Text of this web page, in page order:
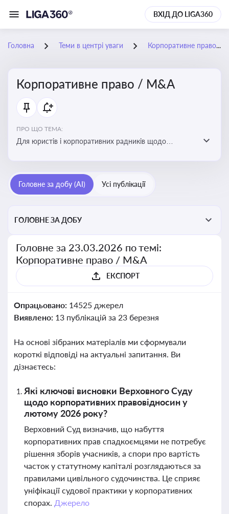
ВХІД ДО LIGA360
Головна Теми в центрі уваги Корпоративне право / M&A
Корпоративне право / M&A
ПРО ЩО ТЕМА:
Для юристів і корпоративних радників щодо
обов’язків мажоритарних і міноритарних акціонерів,
впливу змін у правовому полі на корпоративне
Головне за добу (AI) Усі публікації
ГОЛОВНЕ ЗА ДОБУ
Головне за 23.03.2026 по темі:
Корпоративне право / M&A
ЕКСПОРТ
Опрацьовано: 14525 джерел
Виявлено: 13 публікацій за 23 березня
На основі зібраних матеріалів ми сформували
короткі відповіді на актуальні запитання. Ви
дізнаєтесь:
Які ключові висновки Верховного Суду
щодо корпоративних правовідносин у
лютому 2026 року?
Верховний Суд визначив, що набуття
корпоративних прав спадкоємцями не потребує
рішення зборів учасників, а спори про вартість
часток у статутному капіталі розглядаються за
правилами цивільного судочинства. Це сприяє
уніфікації судової практики у корпоративних
спорах. Джерело